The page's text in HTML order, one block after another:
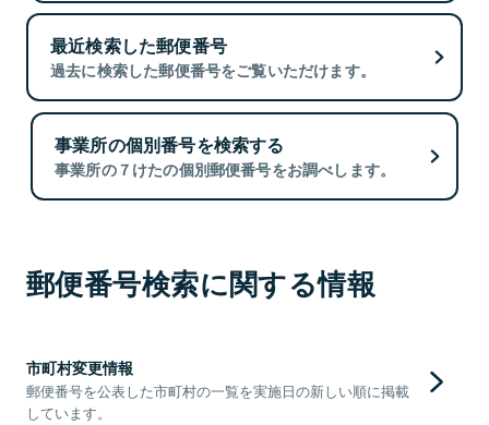
最近検索した郵便番号
過去に検索した郵便番号をご覧いただけます。
事業所の個別番号を検索する
事業所の７けたの個別郵便番号をお調べします。
郵便番号検索に関する情報
市町村変更情報
郵便番号を公表した市町村の一覧を実施日の新しい順に掲載
しています。